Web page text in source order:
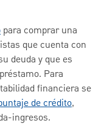
para comprar una
que cuenta con
deuda y que es
Para
financiera se
de crédito,
ingresos.